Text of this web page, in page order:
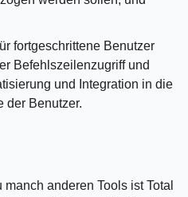
fortgeschrittene Benutzer
Befehlszeilenzugriff und
und Integration in die
der Benutzer.
anderen Tools ist Total